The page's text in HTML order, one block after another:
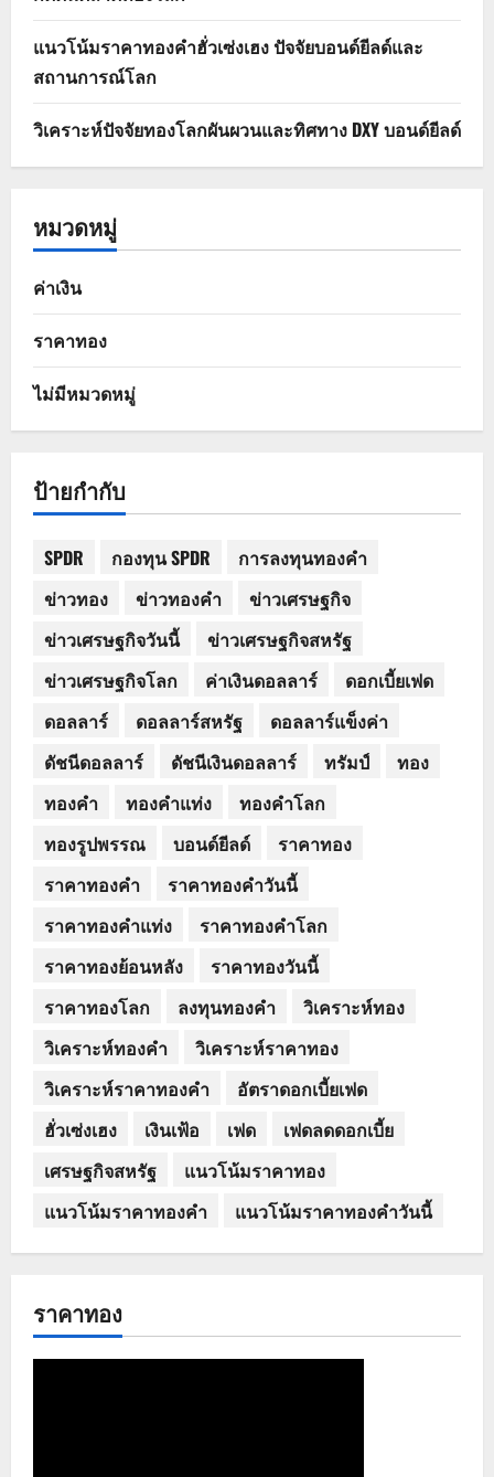
แนวโน้มราคาทองคำฮั่วเซ่งเฮง ปัจจัยบอนด์ยีลด์และ
สถานการณ์โลก
วิเคราะห์ปัจจัยทองโลกผันผวนและทิศทาง DXY บอนด์ยีลด์
หมวดหมู่
ค่าเงิน
ราคาทอง
ไม่มีหมวดหมู่
ป้ายกำกับ
SPDR กองทุน SPDR
การลงทุนทองคำ
ข่าวทอง
ข่าวทองคำ
ข่าวเศรษฐกิจ
ข่าวเศรษฐกิจวันนี้
ข่าวเศรษฐกิจสหรัฐ
ข่าวเศรษฐกิจโลก
ค่าเงินดอลลาร์
ดอกเบี้ยเฟด
ดอลลาร์
ดอลลาร์สหรัฐ
ดอลลาร์แข็งค่า
ดัชนีดอลลาร์
ดัชนีเงินดอลลาร์ ทรัมป์
ทอง
ทองคำ
ทองคำแท่ง
ทองคำโลก
ทองรูปพรรณ
บอนด์ยีลด์
ราคาทอง
ราคาทองคำ
ราคาทองคำวันนี้
ราคาทองคำแท่ง
ราคาทองคำโลก
ราคาทองย้อนหลัง
ราคาทองวันนี้
ราคาทองโลก
ลงทุนทองคำ
วิเคราะห์ทอง
วิเคราะห์ทองคำ
วิเคราะห์ราคาทอง
วิเคราะห์ราคาทองคำ
อัตราดอกเบี้ยเฟด
ฮั่วเซ่งเฮง
เงินเฟ้อ เฟด
เฟดลดดอกเบี้ย
เศรษฐกิจสหรัฐ
แนวโน้มราคาทอง
แนวโน้มราคาทองคำ
แนวโน้มราคาทองคำวันนี้
ราคาทอง